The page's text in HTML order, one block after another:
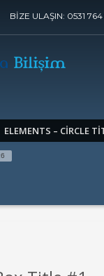
BİZE ULAŞIN: 0531
ELEMENTS – CIRCLE